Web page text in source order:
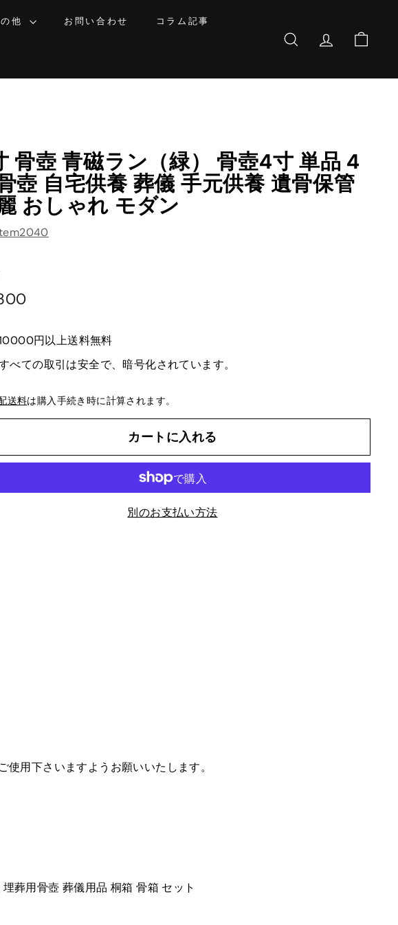
他 お問い合わせ コラム記事
サイトを検索する
基本会員情報
カート
骨壺 青磁ラン（緑） 骨壺4寸 単品 4
壺 自宅供養 葬儀 手元供養 遺骨保管
おしゃれ モダン
¥5,300
円以上送料無料
べての取引は安全で、暗号化されています。
送料は購入手続き時に計算されます。
カートに入れる
別のお支払い方法
用下さいますようお願いいたします。
葬用骨壺 葬儀用品 桐箱 骨箱 セット